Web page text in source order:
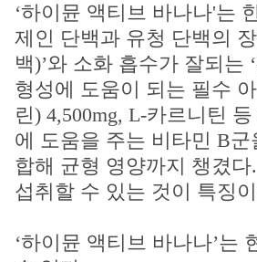
‘하이뮨 액티브 바나나'는
제인 단백과 유청 단백의
백)’와 소화 흡수가 잘되는
형성에 도움이 되는 필수
린) 4,500mg, L-카르니틴
에 도움을 주는 비타민 B
합해 균형 영양까지 챙겼
섭취할 수 있는 것이 특징
‘하이뮨 액티브 바나나’는